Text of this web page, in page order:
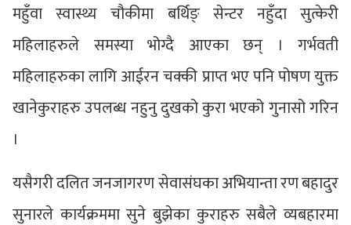
महुँवा स्वास्थ्य चौकीमा बर्थिङ् सेन्टर नहुँदा सुत्केरी
महिलाहरुले समस्या भोग्दै आएका छन् । गर्भवती
महिलाहरुका लागि आईरन चक्की प्राप्त भए पनि पोषण युक्त
खानेकुराहरु उपलब्ध नहुनु दुखको कुरा भएको गुनासो गरिन
।
यसैगरी दलित जनजागरण सेवासंघका अभियान्ता रण बहादुर
सुनारले कार्यक्रममा सुने बुझेका कुराहरु सबैले व्यबहारमा